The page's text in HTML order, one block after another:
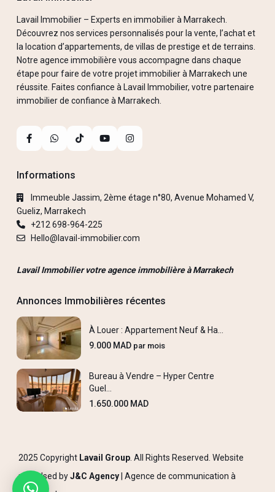
Lavail Immobilier – Experts en immobilier à Marrakech.
Découvrez nos services personnalisés pour la vente, l’achat et
la location d’appartements, de villas de prestige et de terrains.
Notre agence immobilière vous accompagne dans chaque
étape pour faire de votre projet immobilier à Marrakech une
réussite. Faites confiance à Lavail Immobilier, votre partenaire
immobilier de confiance à Marrakech.
Informations
Immeuble Jassim, 2ème étage n°80, Avenue Mohamed V,
Gueliz, Marrakech
+212 698-964-225
Hello@lavail-immobilier.com
Lavail Immobilier votre agence immobilière à Marrakech
Annonces Immobilières récentes
À Louer : Appartement Neuf & Ha...
9.000 MAD par mois
Bureau à Vendre – Hyper Centre
Guel...
1.650.000 MAD
2025 Copyright Lavail Group . All Rights Reserved. Website
propulsed byJ&C Agency Agence de communication à